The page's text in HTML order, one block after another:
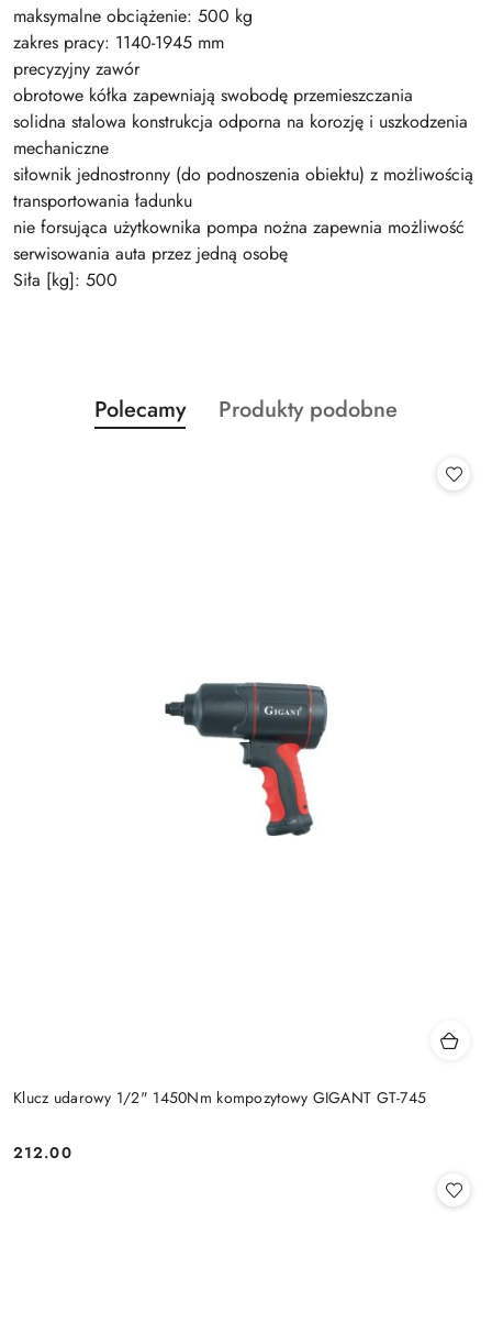
maksymalne obciążenie: 500 kg
zakres pracy: 1140-1945 mm
precyzyjny zawór
obrotowe kółka zapewniają swobodę przemieszczania
solidna stalowa konstrukcja odporna na korozję i uszkodzenia
mechaniczne
siłownik jednostronny (do podnoszenia obiektu) z możliwością
transportowania ładunku
nie forsująca użytkownika pompa nożna zapewnia możliwość
serwisowania auta przez jedną osobę
Siła [kg]: 500
Pomiń karuzelę produktów
Produkty
o
Polecamy
Produkty
Produkty podobne
Klucz udarowy 1/2" 1450Nm kompozytowy GIGANT GT-745
Cena:
212.00